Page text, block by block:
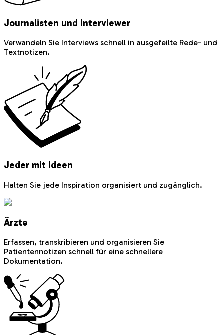
Journalisten und Interviewer
Verwandeln Sie Interviews schnell in ausgefeilte Rede- und
Textnotizen.
Jeder mit Ideen
Halten Sie jede Inspiration organisiert und zugänglich.
Ärzte
Erfassen, transkribieren und organisieren Sie
Patientennotizen schnell für eine schnellere
Dokumentation.